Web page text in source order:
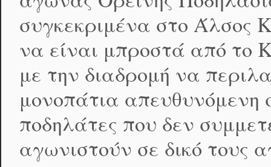
συγκεκριμένα στο Άλσος
να είναι μπροστά από το
με την διαδρομή να
μονοπάτια απευθυνόμενη
ποδηλάτες που δεν
αγωνιστούν σε δικό τους